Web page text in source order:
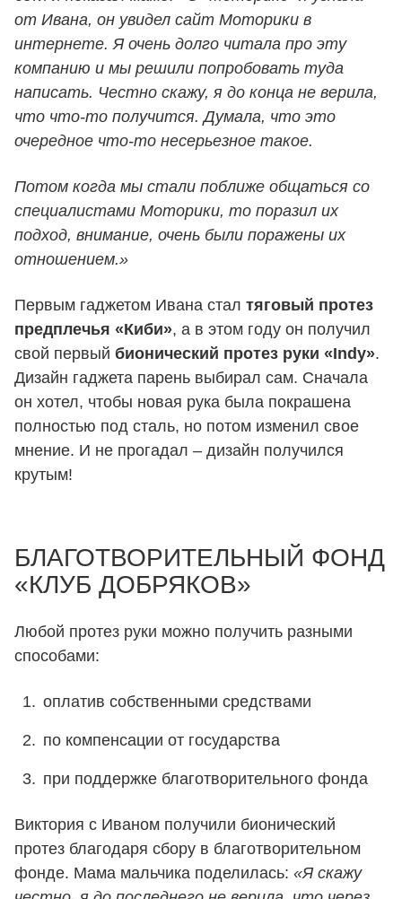
от Ивана, он увидел сайт Моторики в
интернете. Я очень долго читала про эту
компанию и мы решили попробовать туда
написать. Честно скажу, я до конца не верила,
что что-то получится. Думала, что это
очередное что-то несерьезное такое.
Потом когда мы стали поближе общаться со
специалистами Моторики, то поразил их
подход, внимание, очень были поражены их
отношением.»
Первым гаджетом Ивана стал тяговый протез
предплечья «Киби», а в этом году он получил
свой первый бионический протез руки «Indy».
Дизайн гаджета парень выбирал сам. Сначала
он хотел, чтобы новая рука была покрашена
полностью под сталь, но потом изменил свое
мнение. И не прогадал – дизайн получился
крутым!
БЛАГОТВОРИТЕЛЬНЫЙ ФОНД
«КЛУБ ДОБРЯКОВ»
Любой протез руки можно получить разными
способами:
оплатив собственными средствами
по компенсации от государства
при поддержке благотворительного фонда
Виктория с Иваном получили бионический
протез благодаря сбору в благотворительном
фонде. Мама мальчика поделилась: «Я скажу